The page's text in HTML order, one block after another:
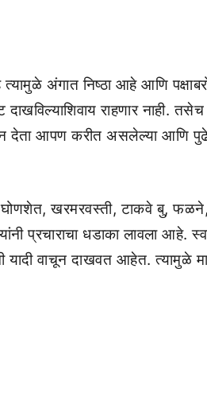
अंगात निष्ठा आहे आणि
दाखविल्याशिवाय राहणार नाही.
न देता आपण करीत असलेल्या आणि
खरमरवस्ती, टाकवे बु,
प्रचाराचा धडाका लावला आहे.
यादी वाचून दाखवत आहेत. त्यामुळे